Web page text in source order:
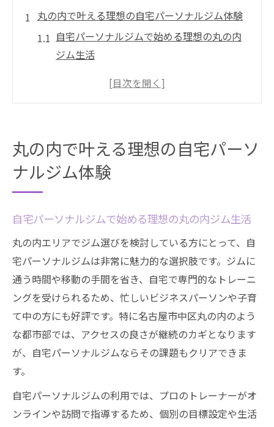
丸の内で叶える理想の自宅パーソナルジム体験
自宅パーソナルジムで始める理想の丸の内
ジム生活
丸の内で選ぶ継続しやすいパーソナルジム
名古屋のジム事情と自宅パーソナルジムの
魅力
解説
ジム初心者が丸の内で安心して通える選び
丸の内エリアで失敗しないジム選びのコツ
名古屋市中区で初心者向けパーソナルジム
を探す
通い放題プランがあるジムのメリットとは
とめ
無理せず続く自宅とジム利用のポイントを解説
丸の内で叶える理想の自宅パーソ
ナルジム体験
自宅パーソナルジムで始める理想の丸の内ジム生活
丸の内エリアでジム選びを検討している方にとって、自
宅パーソナルジムは非常に魅力的な選択肢です。ジムに
通う時間や移動の手間を省き、自宅で専門的なトレーニ
ングを受けられるため、忙しいビジネスパーソンや子育
て中の方にも好評です。特に名古屋市中区丸の内のよう
な都市部では、アクセスの良さが継続のカギとなります
が、自宅パーソナルジムならその課題もクリアできま
す。
自宅パーソナルジムの利用では、プロのトレーナーがオ
ンラインや訪問で指導するため、個別の目標設定や生活